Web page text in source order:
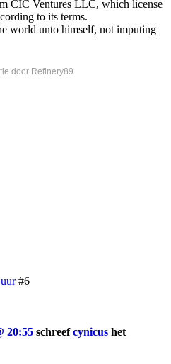
CIC Ventures LLC, which license
to its terms.
world unto himself, not imputing
door Refinery89
#6
20:55 schreefcynicus het